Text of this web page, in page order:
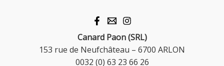
Canard Paon (SRL)
153 rue de Neufchâteau – 6700 ARLON
0032 (0) 63 23 66 26